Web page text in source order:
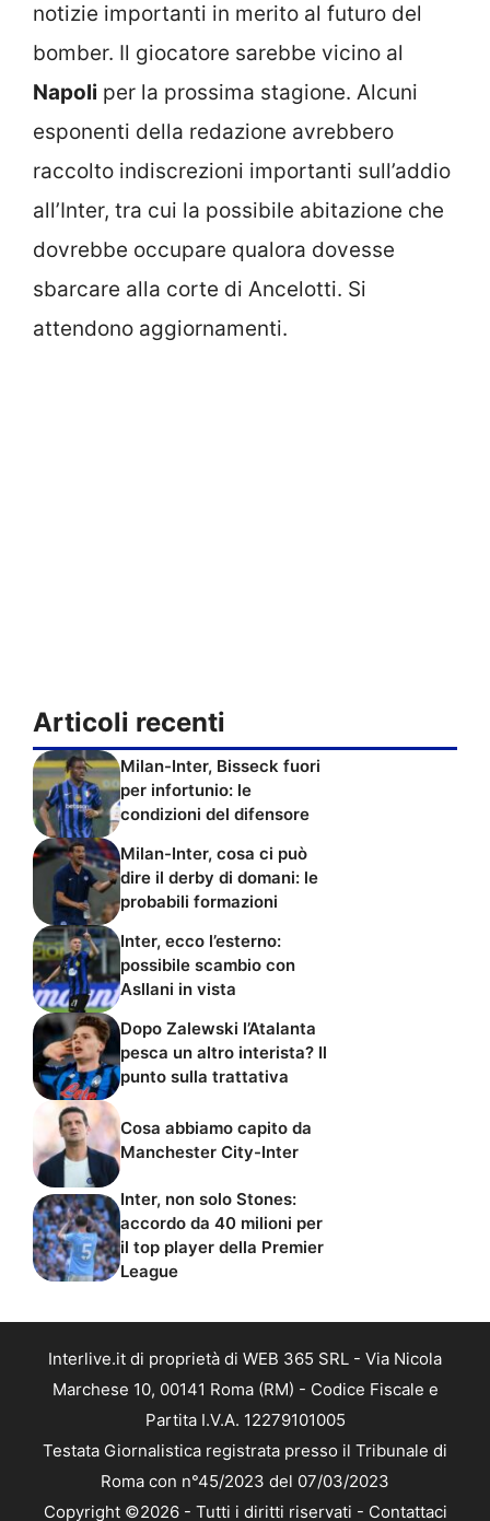
notizie importanti in merito al futuro del
bomber. Il giocatore sarebbe vicino al
Napoli per la prossima stagione. Alcuni
esponenti della redazione avrebbero
raccolto indiscrezioni importanti sull’addio
all’Inter, tra cui la possibile abitazione che
dovrebbe occupare qualora dovesse
sbarcare alla corte di Ancelotti. Si
attendono aggiornamenti.
Articoli recenti
Milan-Inter, Bisseck fuori
per infortunio: le
condizioni del difensore
Milan-Inter, cosa ci può
dire il derby di domani: le
probabili formazioni
Inter, ecco l’esterno:
possibile scambio con
Asllani in vista
Dopo Zalewski l’Atalanta
pesca un altro interista? Il
punto sulla trattativa
Cosa abbiamo capito da
Manchester City-Inter
Inter, non solo Stones:
accordo da 40 milioni per
il top player della Premier
League
Interlive.it di proprietà di WEB 365 SRL - Via Nicola
Marchese 10, 00141 Roma (RM) - Codice Fiscale e
Partita I.V.A. 12279101005
Testata Giornalistica registrata presso il Tribunale di
Roma con n°45/2023 del 07/03/2023
Copyright ©2026 - Tutti i diritti riservati - Contattaci